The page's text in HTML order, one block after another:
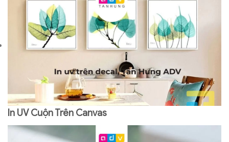
In UV Cuộn Trên Canvas